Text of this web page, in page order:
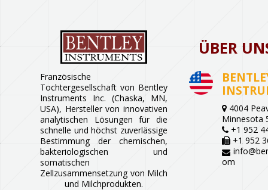
Französische
Tochtergesellschaft von Bentley
Instruments Inc. (Chaska, MN,
USA), Hersteller von innovativen
analytischen Lösungen für die
schnelle und höchst zuverlässige
Bestimmung der chemischen,
bakteriologischen und
somatischen
Zellzusammensetzung von Milch
und Milchprodukten.
ÜBER
4004
Minnesota
+1 952
+1 952
om